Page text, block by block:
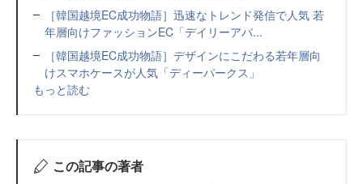
［韓国越境EC成功物語］迅速なトレンド発信で人気 若
年層向けファッションEC「デイリーアバ...
［韓国越境EC成功物語］デザインにこだわる若年層向
けスマホケースが人気「ディーパークス」
もっと読む
この記事の著者